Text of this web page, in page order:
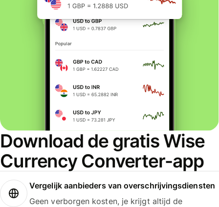
Download de gratis Wise
Currency Converter-app
Vergelijk aanbieders van overschrijvingsdiensten
Geen verborgen kosten, je krijgt altijd de